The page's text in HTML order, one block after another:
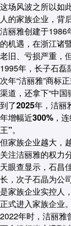
这场风波之所以如
人的家族企业，背
洁丽雅创建于1986
的机遇，在浙江诸
老旧、亏损严重，
1995年，长子石磊
次年“洁丽雅”商标
渠道，还拿下“中国
到了2025年，洁丽
年增幅近300%，
王”。
但家族企业越大，
关注洁丽雅的权力
天眼查显示，石昌
长，次子石晶为公
是家族企业实控人
正式进入家族企业。
2022年时，洁丽雅